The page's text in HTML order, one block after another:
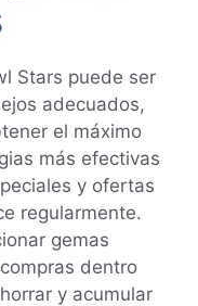
Stars puede ser
adecuados,
el máximo
más efectivas
y ofertas
regularmente.
gemas
dentro
y acumular